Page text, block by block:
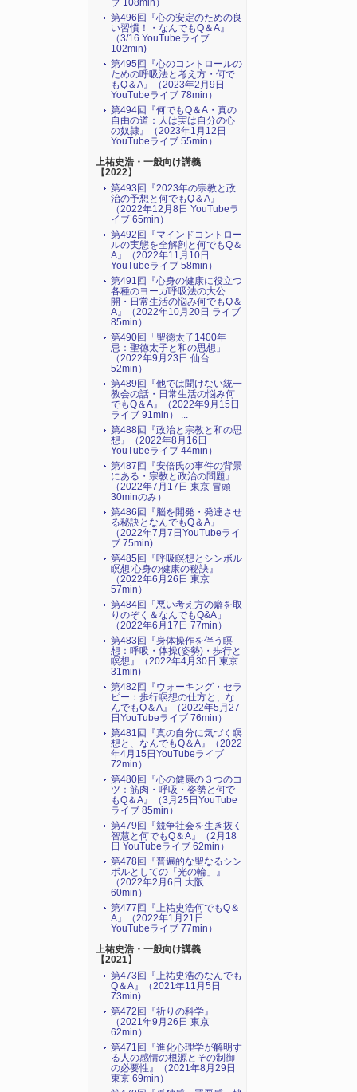
ブ 108min）
第496回『心の安定のための良
い習慣！・なんでもQ＆A』
（3/16 YouTubeライブ
102min)
第495回『心のコントロールの
ための呼吸法と考え方・何で
もQ＆A』（2023年2月9日
YouTubeライブ 78min）
第494回『何でもQ＆A・真の
自由の道：人は実は自分の心
の奴隷』（2023年1月12日
YouTubeライブ 55min）
上祐史浩・一般向け講義
【2022】
第493回『2023年の宗教と政
治の予想と何でもQ＆A』
（2022年12月8日 YouTubeラ
イブ 65min）
第492回『マインドコントロー
ルの実態を全解剖と何でもQ＆
A』（2022年11月10日
YouTubeライブ 58min）
第491回『心身の健康に役立つ
各種のヨーガ呼吸法の大公
開・日常生活の悩み何でもQ＆
A』（2022年10月20日 ライブ
85min）
第490回「聖徳太子1400年
忌：聖徳太子と和の思想」
（2022年9月23日 仙台
52min）
第489回『他では聞けない統一
教会の話・日常生活の悩み何
でもQ＆A』（2022年9月15日
ライブ 91min） ...
第488回『政治と宗教と和の思
想』（2022年8月16日
YouTubeライブ 44min）
第487回『安倍氏の事件の背景
にある・宗教と政治の問題』
（2022年7月17日 東京 冒頭
30minのみ）
第486回『脳を開発・発達させ
る秘訣となんでもQ＆A』
（2022年7月7日YouTubeライ
ブ 75min)
第485回『呼吸瞑想とシンボル
瞑想:心身の健康の秘訣』
（2022年6月26日 東京
57min）
第484回「悪い考え方の癖を取
りのぞく＆なんでもQ&A」
（2022年6月17日 77min）
第483回『身体操作を伴う瞑
想：呼吸・体操(姿勢)・歩行と
瞑想』（2022年4月30日 東京
31min)
第482回『ウォーキング・セラ
ピー：歩行瞑想の仕方と、な
んでもQ＆A』（2022年5月27
日YouTubeライブ 76min）
第481回『真の自分に気づく瞑
想と、なんでもQ＆A』（2022
年4月15日YouTubeライブ
72min）
第480回『心の健康の３つのコ
ツ：筋肉・呼吸・姿勢と何で
もQ＆A』（3月25日YouTube
ライブ 85min）
第479回『競争社会を生き抜く
智慧と何でもQ＆A』（2月18
日 YouTubeライブ 62min）
第478回『普遍的な聖なるシン
ボルとしての「光の輪」』
（2022年2月6日 大阪
60min）
第477回『上祐史浩何でもQ＆
A』（2022年1月21日
YouTubeライブ 77min）
上祐史浩・一般向け講義
【2021】
第473回『上祐史浩のなんでも
Q＆A』（2021年11月5日
73min)
第472回『祈りの科学』
（2021年9月26日 東京
62min）
第471回『進化心理学が解明す
る人の感情の根源とその制御
の必要性』（2021年8月29日
東京 69min）